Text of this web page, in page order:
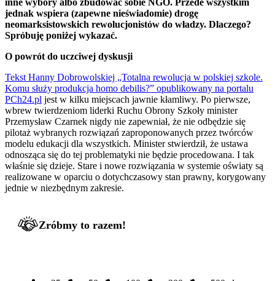
jednak wspiera (zapewne nieświadomie) drogę
neomarksistowskich rewolucjonistów do władzy. Dlaczego?
Spróbuję poniżej wykazać.
O powrót do uczciwej dyskusji
Tekst Hanny Dobrowolskiej „Totalna rewolucja w polskiej szkole.
Komu służy produkcja homo debilis?” opublikowany na portalu
PCh24.pl jest w kilku miejscach jawnie kłamliwy. Po pierwsze,
wbrew twierdzeniom liderki Ruchu Obrony Szkoły minister
Przemysław Czarnek nigdy nie zapewniał, że nie odbędzie się
pilotaż wybranych rozwiązań zaproponowanych przez twórców
modelu edukacji dla wszystkich. Minister stwierdził, że ustawa
odnosząca się do tej problematyki nie będzie procedowana. I tak
właśnie się dzieje. Stare i nowe rozwiązania w systemie oświaty są
realizowane w oparciu o dotychczasowy stan prawny, korygowany
jednie w niezbędnym zakresie.
Zróbmy to razem!